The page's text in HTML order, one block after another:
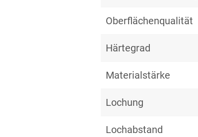
Oberflächenqualität
Härtegrad
Materialstärke
Lochung
Lochabstand